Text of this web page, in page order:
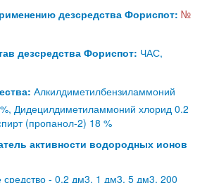
дезсредства Фориспот: №
дезсредства Фориспот: ЧАС,
Алкилдиметилбензиламмоний
Дидецилдиметиламмоний хлорид 0.2
(пропанол-2) 18 %
активности водородных ионов
средство - 0.2 дм3, 1 дм3, 5 дм3, 200